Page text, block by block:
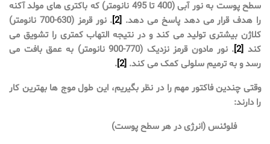
سطح پوست به نور آبی (400 تا 495 نانومتر) که باکتری های مولد آکنه
را هدف قرار می دهد پاسخ می دهد. [2]
. نور قرمز (630-700 نانومتر)
کلاژن بیشتری تولید می کند و در نتیجه التهاب کمتری را تشویق می
کند [2]
. نور مادون قرمز نزدیک (770-900 نانومتر) به عمق بافت می
رسد و به ترمیم سلولی کمک می کند. [2]
.
وقتی چندین فاکتور مهم را در نظر بگیریم، این طول موج ها بهترین کار
را دارند:
فلوئنس (انرژی در هر سطح پوست)